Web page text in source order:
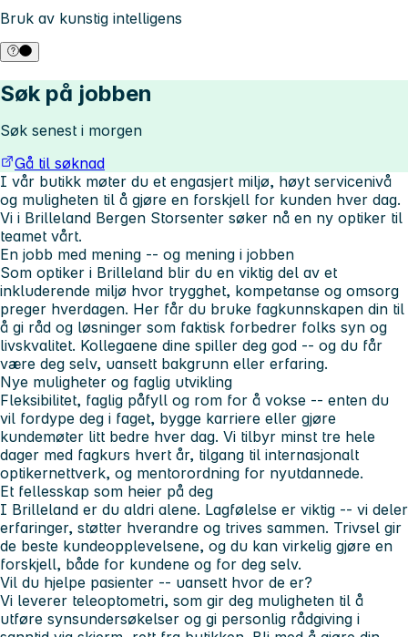
Bruk av kunstig intelligens
Søk på jobben
Søk senest i morgen
Gå til søknad
I vår butikk møter du et engasjert miljø, høyt servicenivå
og muligheten til å gjøre en forskjell for kunden hver dag.
Vi i Brilleland Bergen Storsenter søker nå en ny optiker til
teamet vårt.
En jobb med mening -- og mening i jobben
Som optiker i Brilleland blir du en viktig del av et
inkluderende miljø hvor trygghet, kompetanse og omsorg
preger hverdagen. Her får du bruke fagkunnskapen din til
å gi råd og løsninger som faktisk forbedrer folks syn og
livskvalitet. Kollegaene dine spiller deg god -- og du får
være deg selv, uansett bakgrunn eller erfaring.
Nye muligheter og faglig utvikling
Fleksibilitet, faglig påfyll og rom for å vokse -- enten du
vil fordype deg i faget, bygge karriere eller gjøre
kundemøter litt bedre hver dag. Vi tilbyr minst tre hele
dager med fagkurs hvert år, tilgang til internasjonalt
optikernettverk, og mentorordning for nyutdannede.
Et fellesskap som heier på deg
I Brilleland er du aldri alene. Lagfølelse er viktig -- vi deler
erfaringer, støtter hverandre og trives sammen. Trivsel gir
de beste kundeopplevelsene, og du kan virkelig gjøre en
forskjell, både for kundene og for deg selv.
Vil du hjelpe pasienter -- uansett hvor de er?
Vi leverer teleoptometri, som gir deg muligheten til å
utføre synsundersøkelser og gi personlig rådgiving i